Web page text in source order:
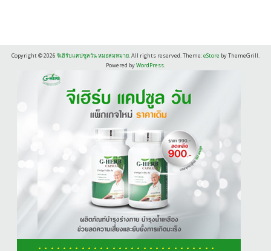
Copyright © 2026 จีเฮิร์บแคปซูลวัน หมอสมหมาย. All rights reserved. Theme:eStore by ThemeGrill.
Powered byWordPress.